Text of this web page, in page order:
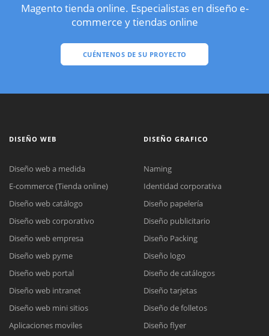
Magento tienda online. Especialistas en diseño e-
commerce y tiendas online
CUÉNTENOS DE SU PROYECTO
DISEÑO WEB
Diseño web a medida
E-commerce (Tienda online)
Diseño web catálogo
Diseño web corporativo
Diseño web empresa
Diseño web pyme
Diseño web portal
Diseño web intranet
Diseño web mini sitios
Aplicaciones moviles
DISEÑO GRAFICO
Naming
Identidad corporativa
Diseño papelería
Diseño publicitario
Diseño Packing
Diseño logo
Diseño de catálogos
Diseño tarjetas
Diseño de folletos
Diseño flyer